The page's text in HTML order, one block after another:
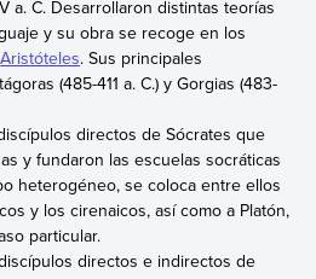
a. C. Desarrollaron distintas teorías
y su obra se recoge en los
Aristóteles. Sus principales
(485-411 a. C.) y Gorgias (483-
directos de Sócrates que
y fundaron las escuelas socráticas
heterogéneo, se coloca entre ellos
y los cirenaicos, así como a Platón,
particular.
directos e indirectos de